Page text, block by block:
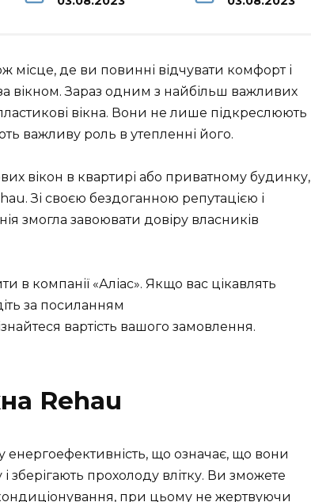
де ви повинні відчувати комфорт і
вікном. Зараз одним з найбільш важливих
вікна. Вони не лише підкреслюють
важливу роль в утепленні його.
вікон в квартирі або приватному будинку,
Зі своєю бездоганною репутацією і
змогла завоювати довіру власників
в компанії «Аліас». Якщо вас цікавлять
за посиланням
вартість вашого замовлення.
Rehau
енергоефективність, що означає, що вони
зберігають прохолоду влітку. Ви зможете
при цьому не жертвуючи